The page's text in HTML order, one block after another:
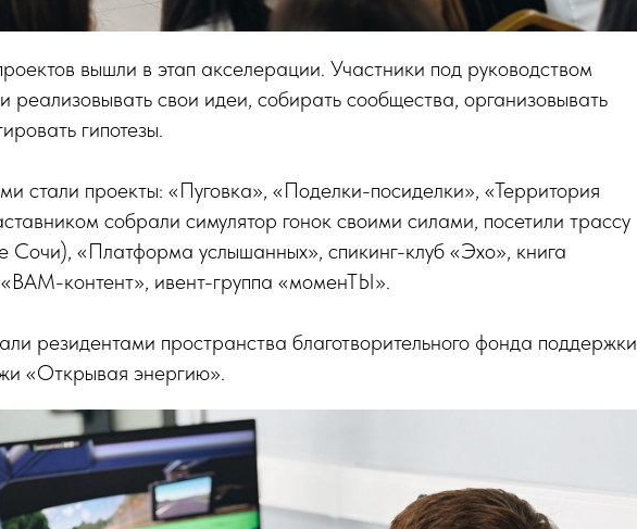
вышли в этап акселерации. Участники под руководством
реализовывать свои идеи, собирать сообщества, организовывать
гипотезы.
стали проекты: «Пуговка», «Поделки-посиделки», «Территория
собрали симулятор гонок своими силами, посетили трассу
Сочи), «Платформа услышанных», спикинг-клуб «Эхо», книга
контент», ивент-группа «моменТЫ».
резидентами пространства благотворительного фонда поддержки
«Открывая энергию».